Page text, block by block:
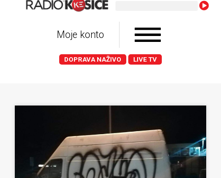
Moje konto
DOPRAVA NAŽIVO LIVE TV